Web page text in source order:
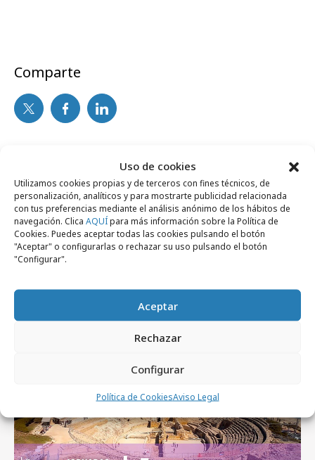
Uso de cookies
Utilizamos cookies propias y de terceros con fines técnicos, de
personalización, analíticos y para mostrarte publicidad relacionada
con tus preferencias mediante el análisis anónimo de los hábitos de
navegación. Clica AQUÍpara más información sobre la Política de
Cookies. Puedes aceptar todas las cookies pulsando el botón
"Aceptar" o configurarlas o rechazar su uso pulsando el botón
"Configurar".
Aceptar
Rechazar
Configurar
Política de CookiesAviso Legal
Comparte
Noticias Relacionadas
No se han encontrado noticias relacionadas.
Artículos recientes